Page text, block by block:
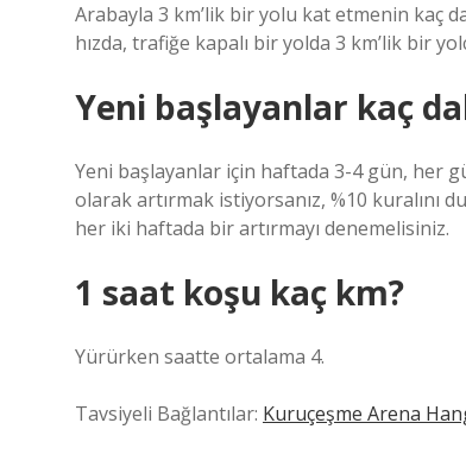
Arabayla 3 km’lik bir yolu kat etmenin kaç
hızda, trafiğe kapalı bir yolda 3 km’lik bir
Yeni başlayanlar kaç
Yeni başlayanlar için haftada 3-4 gün, her
olarak artırmak istiyorsanız, %10 kuralını
her iki haftada bir artırmayı denemelisiniz.
1 saat koşu kaç km?
Yürürken saatte ortalama 4.
Tavsiyeli Bağlantılar: Kuruçeşme Arena